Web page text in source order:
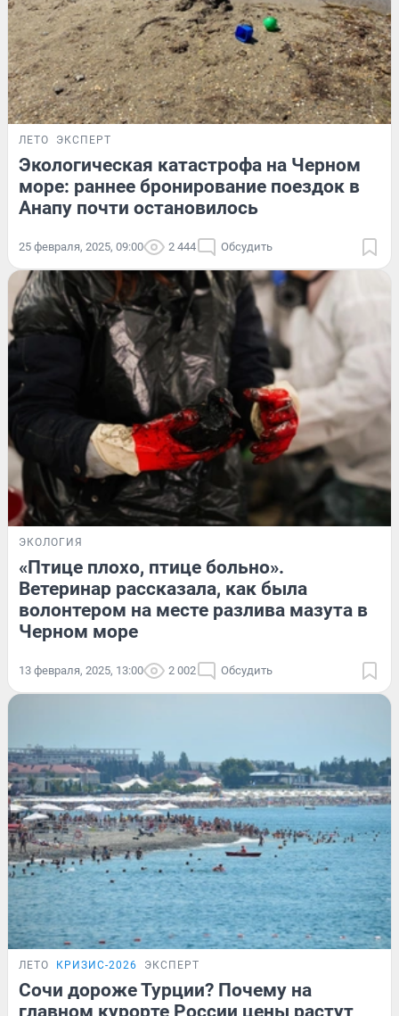
ЛЕТО ЭКСПЕРТ
Экологическая катастрофа на Черном
море: раннее бронирование поездок в
Анапу почти остановилось
25 февраля, 2025, 09:00 2 444 Обсудить
ЭКОЛОГИЯ
«Птице плохо, птице больно».
Ветеринар рассказала, как была
волонтером на месте разлива мазута в
Черном море
13 февраля, 2025, 13:00 2 002 Обсудить
ЛЕТО КРИЗИС-2026 ЭКСПЕРТ
Сочи дороже Турции? Почему на